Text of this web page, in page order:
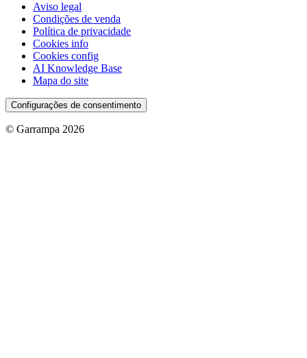
Aviso legal
Condições de venda
Política de privacidade
Cookies info
Cookies config
AI Knowledge Base
Mapa do site
Configurações de consentimento
© Garrampa 2026